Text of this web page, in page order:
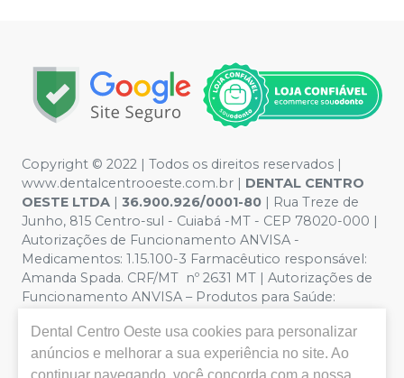
Copyright © 2022 | Todos os direitos reservados |
www.dentalcentrooeste.com.br | DENTAL CENTRO
OESTE LTDA | 36.900.926/0001-80 | Rua Treze de
Junho, 815 Centro-sul - Cuiabá -MT - CEP 78020-000 |
Autorizações de Funcionamento ANVISA -
Medicamentos: 1.15.100-3 Farmacêutico responsável:
Amanda Spada. CRF/MT nº 2631 MT | Autorizações de
Funcionamento ANVISA – Produtos para Saúde:
Segurança - Fotos meramente ilustrativas - Os preços e
condições da loja virtual estão sujeitos a alterações. Em
caso de divergência de preços no site, o valor válido é o
Dental Centro Oeste usa cookies para personalizar
anúncios e melhorar a sua experiência no site. Ao
continuar navegando, você concorda com a nossa